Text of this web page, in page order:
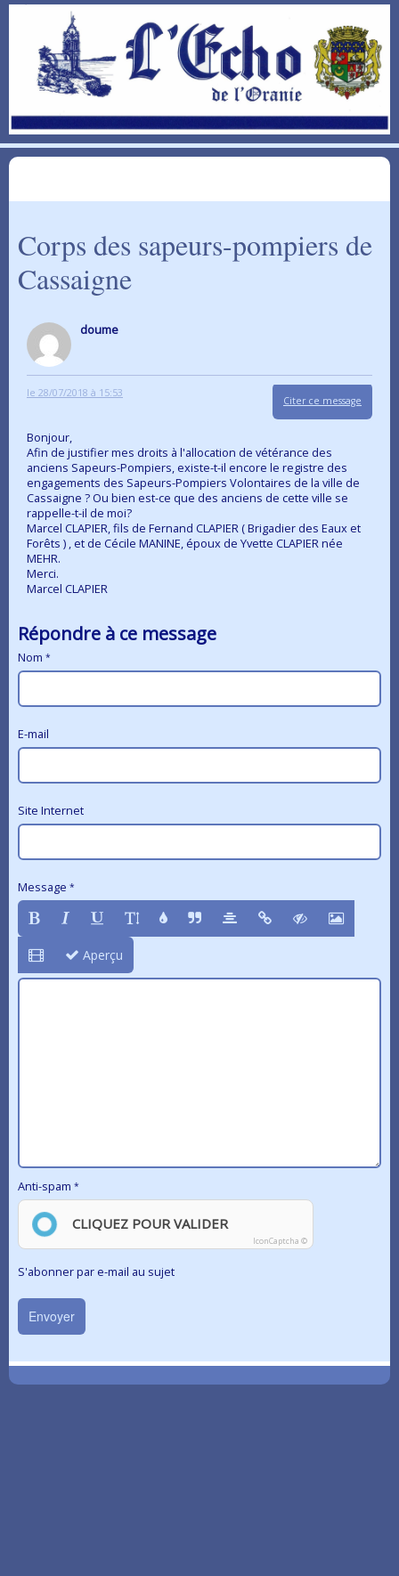
Corps des sapeurs-pompiers de
Cassaigne
doume
le 28/07/2018 à 15:53
Citer ce message
Bonjour,
Afin de justifier mes droits à l'allocation de vétérance des
anciens Sapeurs-Pompiers, existe-t-il encore le registre des
engagements des Sapeurs-Pompiers Volontaires de la ville de
Cassaigne ? Ou bien est-ce que des anciens de cette ville se
rappelle-t-il de moi?
Marcel CLAPIER, fils de Fernand CLAPIER ( Brigadier des Eaux et
Forêts ) , et de Cécile MANINE, époux de Yvette CLAPIER née
MEHR.
Merci.
Marcel CLAPIER
Répondre à ce message
Nom
E-mail
Site Internet
Message
Aperçu
Anti-spam
CLIQUEZ POUR VALIDER
IconCaptcha ©
S'abonner par e-mail au sujet